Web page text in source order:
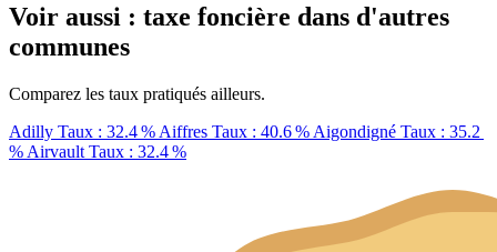
Voir aussi : taxe foncière dans d'autres
communes
Comparez les taux pratiqués ailleurs.
Adilly Taux : 32.4 % Aiffres Taux : 40.6 % Aigondigné Taux : 35.2
% Airvault Taux : 32.4 %